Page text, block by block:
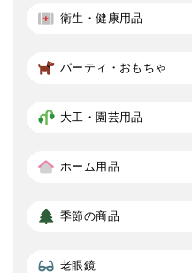
衛生・健康用品
パーティ・おもちゃ
大工・園芸用品
ホーム用品
季節の商品
老眼鏡